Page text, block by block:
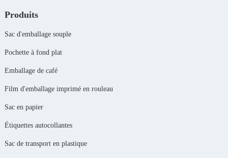
Produits
Sac d'emballage souple
Pochette à fond plat
Emballage de café
Film d'emballage imprimé en rouleau
Sac en papier
Étiquettes autocollantes
Sac de transport en plastique